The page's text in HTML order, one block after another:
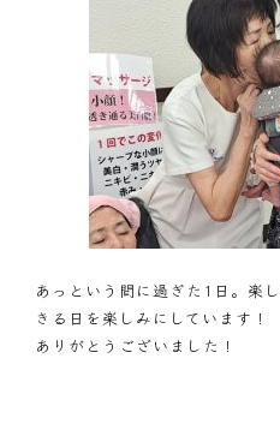
あっという間に過ぎた1日。楽
きる日を楽しみにしています！
ありがとうございました！